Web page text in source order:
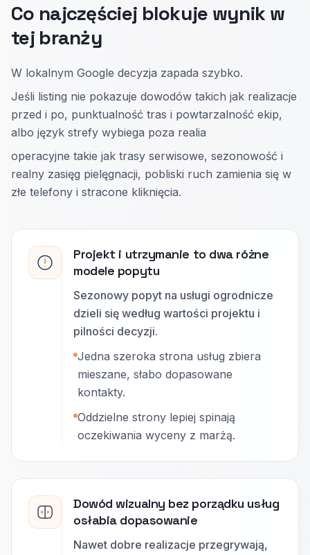
Co najczęściej blokuje wynik w
tej branży
W lokalnym Google decyzja zapada szybko.
Jeśli listing nie pokazuje dowodów takich jak realizacje
przed i po, punktualność tras i powtarzalność ekip,
albo język strefy wybiega poza realia
operacyjne takie jak trasy serwisowe, sezonowość i
realny zasięg pielęgnacji, pobliski ruch zamienia się w
złe telefony i stracone kliknięcia.
Projekt i utrzymanie to dwa różne
modele popytu
Sezonowy popyt na usługi ogrodnicze
dzieli się według wartości projektu i
pilności decyzji.
Jedna szeroka strona usług zbiera
mieszane, słabo dopasowane
kontakty.
Oddzielne strony lepiej spinają
oczekiwania wyceny z marżą.
Dowód wizualny bez porządku usług
osłabia dopasowanie
Nawet dobre realizacje przegrywają,